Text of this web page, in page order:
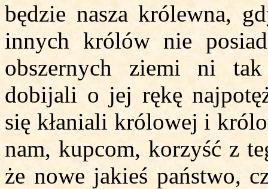
będzie nasza królewna,
innych królów nie
obszernych ziemi ni
dobijali o jej rękę
się kłaniali królowej i
nam, kupcom, korzyść z
że nowe jakieś państwo,